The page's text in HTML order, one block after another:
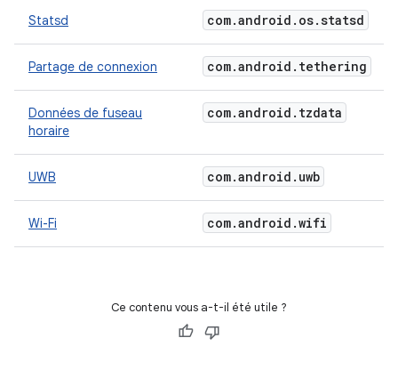
Statsd com.android . os.statsd
Partage de connexion com.android . tethering
Données de fuseau
horaire
com.android . tzdata
UWB com.android . uwb
Wi-Fi com.android .wifi
Ce contenu vous a-t-il été utile ?